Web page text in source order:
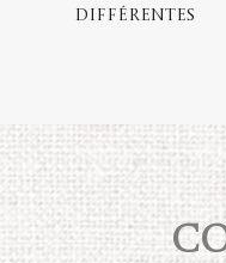
différentes